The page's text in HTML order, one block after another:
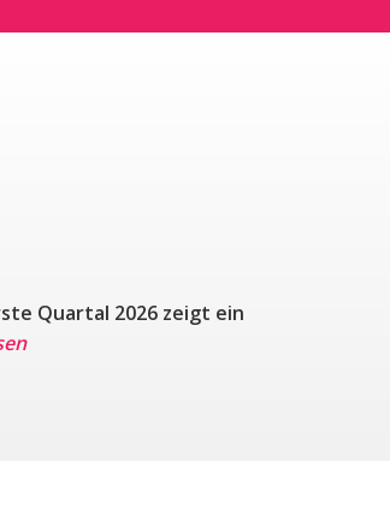
Quartal 2026 zeigt ein